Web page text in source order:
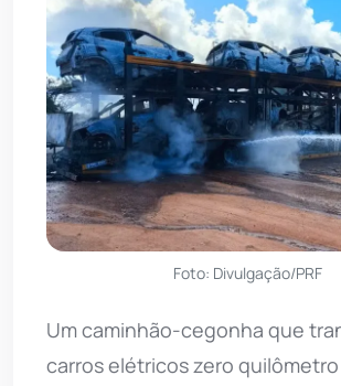
Foto: Divulgação/PRF
Um caminhão-cegonha que
carros elétricos zero